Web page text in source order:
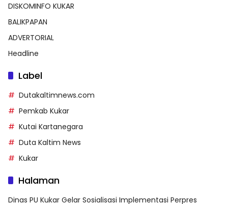
DISKOMINFO KUKAR
BALIKPAPAN
ADVERTORIAL
Headline
Label
Dutakaltimnews.com
Pemkab Kukar
Kutai Kartanegara
Duta Kaltim News
Kukar
Halaman
Dinas PU Kukar Gelar Sosialisasi Implementasi Perpres